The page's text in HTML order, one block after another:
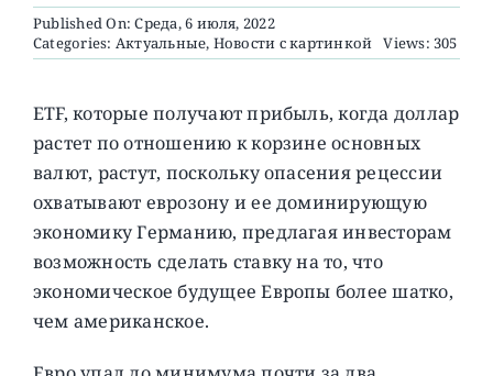
Published On: Среда, 6 июля, 2022
Categories: Актуальные, Новости с картинкой Views: 305
ETF, которые получают прибыль, когда доллар
растет по отношению к корзине основных
валют, растут, поскольку опасения рецессии
охватывают еврозону и ее доминирующую
экономику Германию, предлагая инвесторам
возможность сделать ставку на то, что
экономическое будущее Европы более шатко,
чем американское.